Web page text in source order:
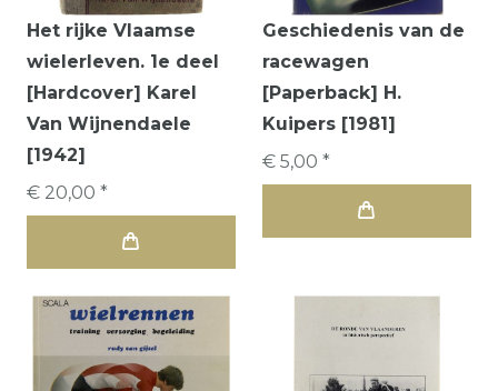
Het rijke Vlaamse
wielerleven. 1e deel
[Hardcover] Karel
Van Wijnendaele
[1942]
€ 20,00 *
Geschiedenis van de
racewagen
[Paperback] H.
Kuipers [1981]
€ 5,00 *